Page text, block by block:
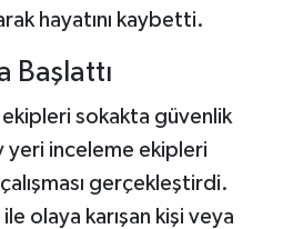
hayatını kaybetti.
Başlattı
ekipleri sokakta güvenlik
yeri inceleme ekipleri
gerçekleştirdi.
ile olaya karışan kişi veya